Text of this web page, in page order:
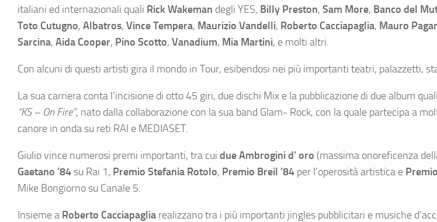
italiani ed internazionali quali Rick Wakeman degli YES, Billy Preston, Sam More, Banco del
Toto Cutugno, Albatros, Vince Tempera, Maurizio Vandelli, Roberto Cacciapaglia, Mauro
Sarcina, Aida Cooper, Pino Scotto, Vanadium, Mia Martini, e molti altri.
Con alcuni di questi artisti gira il mondo in Tour, esibendosi nei più importanti teatri, palazzetti,
La sua carriera conta l’incisione di otto 45 giri, due dischi Mix e la pubblicazione di due album quali
“KS – On Fire”, nato dalla collaborazione con la sua band Glam- Rock, con la quale partecipa a
canore in onda su reti RAI e MEDIASET.
Giulio vince numerosi premi importanti, tra cui due Ambrogini d’ oro (massima onoreficenza
Gaetano ’84 su Rai 1, Premio Stefania Rotolo, Premio Breil ’84 per l’operosità artistica e
Mike Bongiorno su Canale 5.
Insieme a Roberto Cacciapaglia realizzano tra i più importanti jingles pubblicitari e musiche